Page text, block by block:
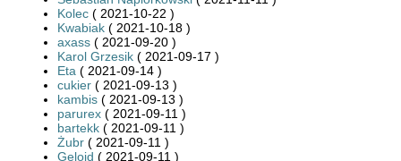
Kolec ( 2021-10-22 )
Kwabiak ( 2021-10-18 )
axass ( 2021-09-20 )
Karol Grzesik ( 2021-09-17 )
Eta ( 2021-09-14 )
cukier ( 2021-09-13 )
kambis ( 2021-09-13 )
parurex ( 2021-09-11 )
bartekk ( 2021-09-11 )
Żubr ( 2021-09-11 )
Geloid ( 2021-09-11 )